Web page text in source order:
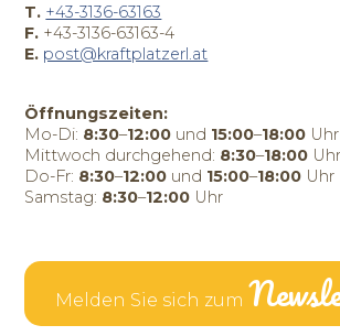
T. +43-3136-63163
F. +43-3136-63163-4
E. post@kraftplatzerl.at
Öffnungszeiten:
Mo-Di: 8:30–12:00 und 15:00–18:00 Uhr
Mittwoch durchgehend: 8:30–18:00 Uhr
Do-Fr: 8:30–12:00 und 15:00–18:00 Uhr
Samstag: 8:30–12:00 Uhr
Melden Sie sich zum